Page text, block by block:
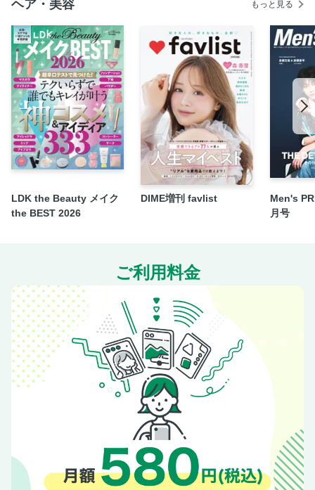
す! カラーコントロールのベストレシピ
PART 4 やりすぎて浮いてる!を防ぐコツ 失敗知らずのチー
ク&ハイライト術
PART 5 次に流行るプチプラ&韓国コスメが大集
2026「NEXTブレイクコスメ」はコレだ!
新連載 神崎恵 美人オーラの作り方
2025年の美容を総決算! PART どれがヒット?どう使った?効
果は? 2025年バズコスメまとめ
ガンバレルーヤとガンバル! 冬の乾燥予防&ケア100
Beauty Topics（シロク）
新作アイテム42点を美賢者&読者がとことん試してランキン
プロが太鼓判を押す実力派アイテムが勢揃い! VOCEお風呂
ベスコス2026
この肌、この身体はバスタイムにつくられる松本まりか 全
力＂お風呂ビューティ＂
新連載 大野真理子 人生変えちゃう相棒コスメ
今季のトレンドアイテムを人気HM3人がチェック 2026 春の
新色座談会
65ブランド672アイテム掲載! 2026 春新色BOOK
使いやすくてよくうるおうのはどれ? 実験VOCE 本命シート
Beauty Calendar
ヘア・美容 もっと見る
LDK the Beauty メイク
the BEST 2026
DIME増刊 favlist
Men's
月号
ご利用料金